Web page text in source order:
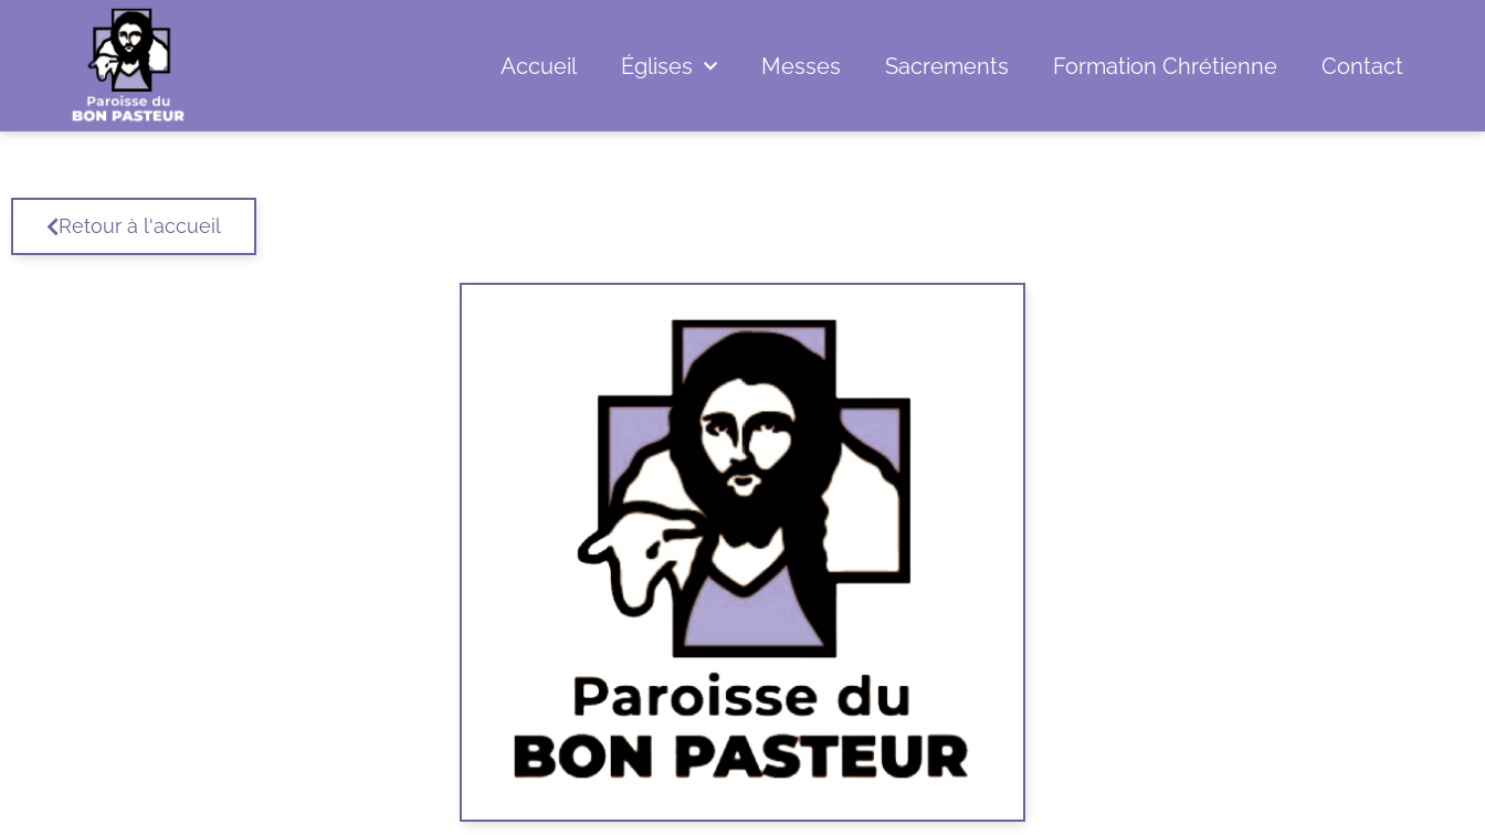
Accueil Églises Messes Sacrements Formation Chrétienne Contact
Retour à l'accueil